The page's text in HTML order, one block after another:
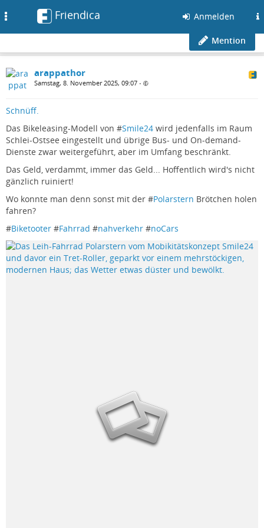
Friendica Anmelden
Mention
arappathor
Samstag, 8. November 2025, 09:07 •
Schnüff.
Das Bikeleasing-Modell von #Smile24 wird jedenfalls im Raum
Schlei-Ostsee eingestellt und übrige Bus- und On-demand-
Dienste zwar weitergeführt, aber im Umfang beschränkt.
Das Geld, verdammt, immer das Geld... Hoffentlich wird's nicht
gänzlich ruiniert!
Wo konnte man denn sonst mit der #Polarstern Brötchen holen
fahren?
#Biketooter #Fahrrad #nahverkehr #noCars